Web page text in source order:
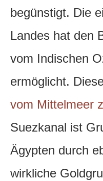
begünstigt. Die
Landes hat den
vom Indischen
ermöglicht.
vom Mittelmeer
Suezkanal ist
Ägypten durch
wirkliche